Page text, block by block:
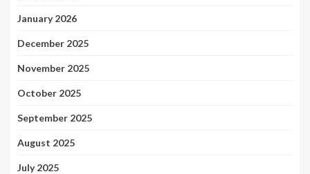
January 2026
December 2025
November 2025
October 2025
September 2025
August 2025
July 2025